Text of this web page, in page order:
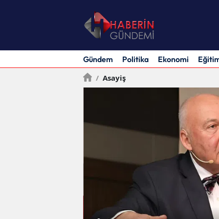
Gündem Politika Ekonomi
/ Asayiş